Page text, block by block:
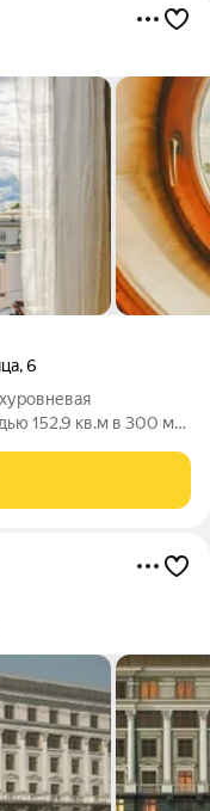
,6
152,9 кв.м в 300 м
престижных и